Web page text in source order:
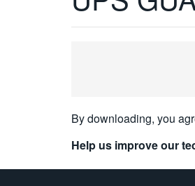
By downloading, you
Help us improve our